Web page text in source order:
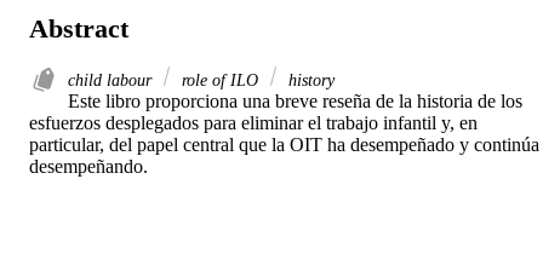
Abstract
child labour role of ILO history
Este libro proporciona una breve reseña de la historia de los
esfuerzos desplegados para eliminar el trabajo infantil y, en
particular, del papel central que la OIT ha desempeñado y continúa
desempeñando.